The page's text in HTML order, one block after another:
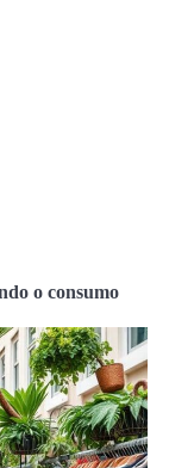
o consumo